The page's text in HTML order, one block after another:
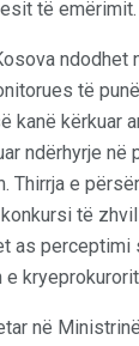
të emërimit.
ndodhet
të
kanë kërkuar
ndërhyrje në
Thirrja e
të
as perceptimi
në